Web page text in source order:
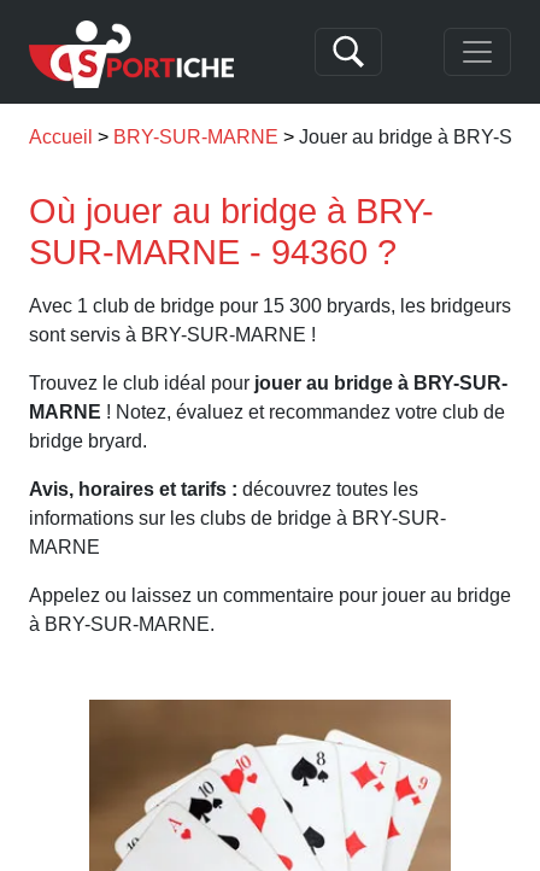
Accueil BRY-SUR-MARNE Jouer au bridge à BRY-
Où jouer au bridge à BRY-
SUR-MARNE - 94360 ?
Avec 1 club de bridge pour 15 300 bryards, les bridgeurs
sont servis à BRY-SUR-MARNE !
Trouvez le club idéal pour jouer au bridge à BRY-SUR-
MARNE ! Notez, évaluez et recommandez votre club de
bridge bryard.
Avis, horaires et tarifs : découvrez toutes les
informations sur les clubs de bridge à BRY-SUR-
MARNE
Appelez ou laissez un commentaire pour jouer au bridge
à BRY-SUR-MARNE.